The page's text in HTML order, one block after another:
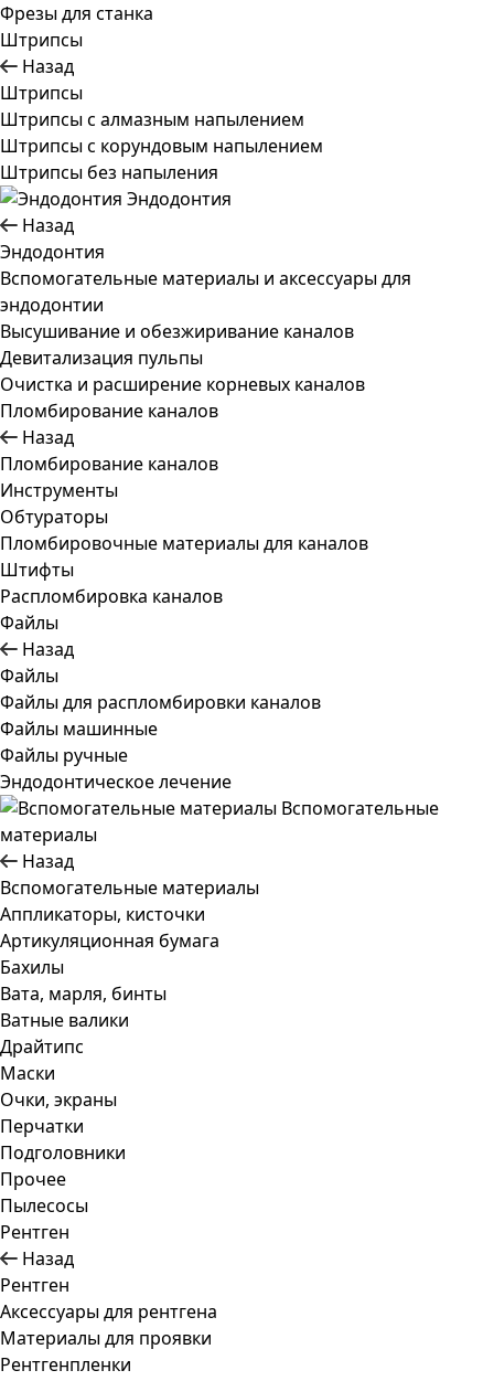
Фрезы для станка
Штрипсы
Назад
Штрипсы
Штрипсы c алмазным напылением
Штрипсы c корундовым напылением
Штрипсы без напыления
Эндодонтия
Назад
Эндодонтия
Вспомогательные материалы и аксессуары для
эндодонтии
Высушивание и обезжиривание каналов
Девитализация пульпы
Очистка и расширение корневых каналов
Пломбирование каналов
Назад
Пломбирование каналов
Инструменты
Обтураторы
Пломбировочные материалы для каналов
Штифты
Распломбировка каналов
Файлы
Назад
Файлы
Файлы для распломбировки каналов
Файлы машинные
Файлы ручные
Эндодонтическое лечение
Вспомогательные
материалы
Назад
Вспомогательные материалы
Аппликаторы, кисточки
Артикуляционная бумага
Бахилы
Вата, марля, бинты
Ватные валики
Драйтипс
Маски
Очки, экраны
Перчатки
Подголовники
Прочее
Пылесосы
Рентген
Назад
Рентген
Аксессуары для рентгена
Материалы для проявки
Рентгенпленки